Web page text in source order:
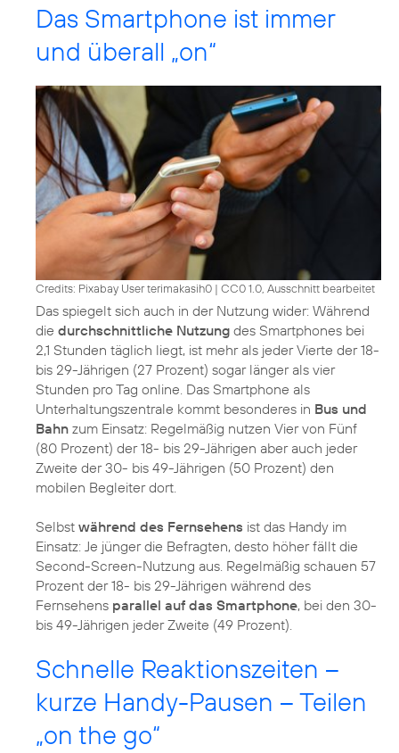
Das Smartphone ist immer
und überall „on“
Credits: Pixabay User terimakasih0 | CC0 1.0, Ausschnitt bearbeitet
Das spiegelt sich auch in der Nutzung wider: Während
die durchschnittliche Nutzung des Smartphones bei
2,1 Stunden täglich liegt, ist mehr als jeder Vierte der 18-
bis 29-Jährigen (27 Prozent) sogar länger als vier
Stunden pro Tag online. Das Smartphone als
Unterhaltungszentrale kommt besonderes in Bus und
Bahn zum Einsatz: Regelmäßig nutzen Vier von Fünf
(80 Prozent) der 18- bis 29-Jährigen aber auch jeder
Zweite der 30- bis 49-Jährigen (50 Prozent) den
mobilen Begleiter dort.
Selbst während des Fernsehens ist das Handy im
Einsatz: Je jünger die Befragten, desto höher fällt die
Second-Screen-Nutzung aus. Regelmäßig schauen 57
Prozent der 18- bis 29-Jährigen während des
Fernsehens parallel auf das Smartphone, bei den 30-
bis 49-Jährigen jeder Zweite (49 Prozent).
Schnelle Reaktionszeiten –
kurze Handy-Pausen – Teilen
„on the go“